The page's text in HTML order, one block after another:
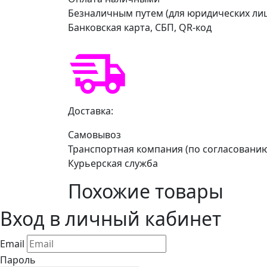
Безналичным путем (для юридических
Банковская карта, СБП, QR-код
Доставка:
Самовывоз
Транспортная компания (по
Курьерская служба
Похожие товары
Вход в личный кабинет
Email
Пароль